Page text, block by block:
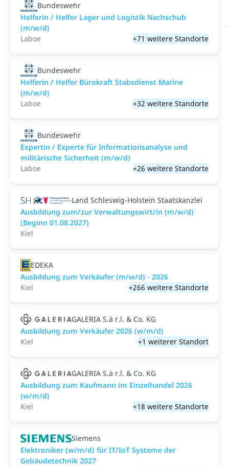
Bundeswehr
Helferin / Helfer Lager und Logistik Nachschub
(m/w/d)
Laboe
+71 weitere Standorte
Bundeswehr
Helferin / Helfer Bürokraft Stabsdienst Marine
(m/w/d)
Laboe
+32 weitere Standorte
Bundeswehr
Expertin / Experte für Informationsanalyse und
militärische Sicherheit (m/w/d)
Laboe
+26 weitere Standorte
Land Schleswig-Holstein Staatskanzlei
Ausbildung zum/zur Verwaltungswirt/in (m/w/d)
(Beginn 01.08.2027)
Kiel
EDEKA
Ausbildung zum Verkäufer (m/w/d) - 2026
Kiel
+266 weitere Standorte
GALERIA S.à r.l. & Co. KG
Ausbildung zum Verkäufer 2026 (w/m/d)
Kiel
+1 weiterer Standort
GALERIA S.à r.l. & Co. KG
Ausbildung zum Kaufmann im Einzelhandel 2026
(w/m/d)
Kiel
+18 weitere Standorte
Siemens
Elektroniker (w/m/d) für IT/IoT Systeme der
Gebäudetechnik 2027